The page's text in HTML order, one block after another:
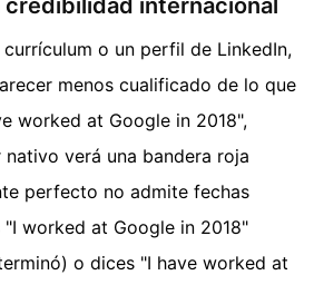
credibilidad internacional
o un perfil de LinkedIn,
menos cualificado de lo que
worked at Google in 2018",
verá una bandera roja
perfecto no admite fechas
worked at Google in 2018"
o dices "I have worked at